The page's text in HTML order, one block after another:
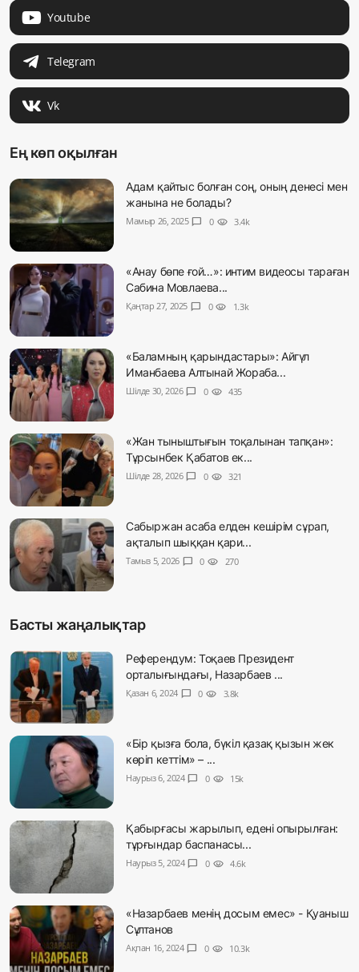
Youtube
Telegram
Vk
Ең көп оқылған
Адам қайтыс болған соң, оның денесі мен
жанына не болады?
Мамыр 26, 2025 chat_bubble 0 visibility 3.4k
«Анау бөпе ғой…»: интим видеосы тараған
Сабина Мовлаева...
Қаңтар 27, 2025 chat_bubble 0 visibility 1.3k
«Баламның қарындастары»: Айгүл
Иманбаева Алтынай Жораба...
Шілде 30, 2026 chat_bubble 0 visibility 435
«Жан тыныштығын тоқалынан тапқан»:
Тұрсынбек Қабатов ек...
Шілде 28, 2026 chat_bubble 0 visibility 321
Сабыржан асаба елден кешірім сұрап,
ақталып шыққан қари...
Тамыз 5, 2026 chat_bubble 0 visibility 270
Басты жаңалықтар
Референдум: Тоқаев Президент
орталығындағы, Назарбаев ...
Қазан 6, 2024 chat_bubble 0 visibility 3.8k
«Бір қызға бола, бүкіл қазақ қызын жек
көріп кеттім» – ...
Наурыз 6, 2024 chat_bubble 0 visibility 15k
Қабырғасы жарылып, едені опырылған:
тұрғындар баспанасы...
Наурыз 5, 2024 chat_bubble 0 visibility 4.6k
«Назарбаев менің досым емес» - Қуаныш
Сұлтанов
Ақпан 16, 2024 chat_bubble 0 visibility 10.3k